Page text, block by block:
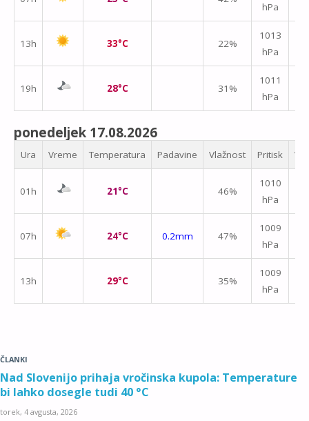
hPa
13h 33°C 22%
1013
hPa
19h 28°C 31%
1011
hPa
ponedeljek 17.08.2026
Ura Vreme Temperatura Padavine Vlažnost Pritisk
01h 21°C 46%
1010
hPa
07h 24°C 0.2mm 47%
1009
hPa
13h 29°C 35%
1009
hPa
ČLANKI
Nad Slovenijo prihaja vročinska kupola: Temperature
bi lahko dosegle tudi 40 °C
torek, 4 avgusta, 2026